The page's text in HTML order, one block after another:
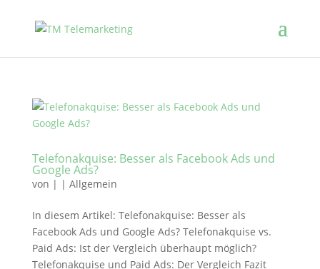
Telefonakquise: Besser als Facebook Ads und
Google Ads?
von | | Allgemein
In diesem Artikel: Telefonakquise: Besser als
Facebook Ads und Google Ads? Telefonakquise vs.
Paid Ads: Ist der Vergleich überhaupt möglich?
Telefonakquise und Paid Ads: Der Vergleich Fazit